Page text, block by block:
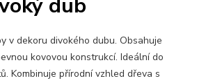
dub
v dekoru divokého dubu. Obsahuje
kovovou konstrukcí. Ideální do
Kombinuje přírodní vzhled dřeva s